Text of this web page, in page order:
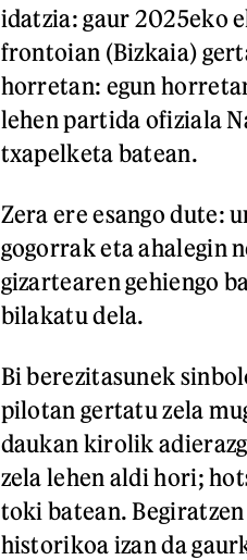
idatzia: gaur 2025eko
frontoian (Bizkaia)
horretan: egun
lehen partida ofiziala
txapelketa batean.
Zera ere esango dute:
gogorrak eta ahalegin
gizartearen gehiengo
bilakatu dela.
Bi berezitasunek
pilotan gertatu zela
daukan kirolik
zela lehen aldi hori;
toki batean.
historikoa izan da